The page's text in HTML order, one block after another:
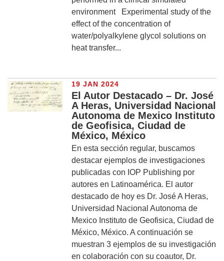
environment Experimental study of the
effect of the concentration of
water/polyalkylene glycol solutions on
heat transfer...
19 JAN 2024
El Autor Destacado – Dr. José
A Heras, Universidad Nacional
Autonoma de Mexico Instituto
de Geofisica, Ciudad de
México, México
En esta sección regular, buscamos
destacar ejemplos de investigaciones
publicadas con IOP Publishing por
autores en Latinoamérica. El autor
destacado de hoy es Dr. José A Heras,
Universidad Nacional Autonoma de
Mexico Instituto de Geofisica, Ciudad de
México, México. A continuación se
muestran 3 ejemplos de su investigación
en colaboración con su coautor, Dr.